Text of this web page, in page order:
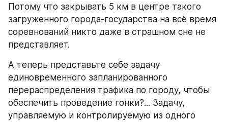
Потому что закрывать 5 км в центре такого
загруженного города-государства на всё время
соревнований никто даже в страшном сне не
представляет.
А теперь представьте себе задачу
единовременного запланированного
перераспределения трафика по городу, чтобы
обеспечить проведение гонки?... Задачу,
управляемую и контролируемую из одного